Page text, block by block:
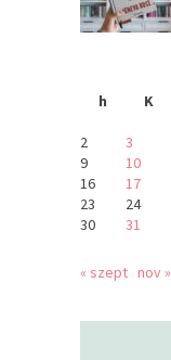
h
K
2
3
9
10
16
17
23
24
30
31
« szept nov »